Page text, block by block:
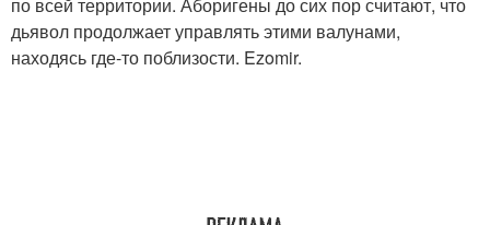
дьявол продолжает управлять этими валунами,
находясь где-то поблизости. Ezomir.